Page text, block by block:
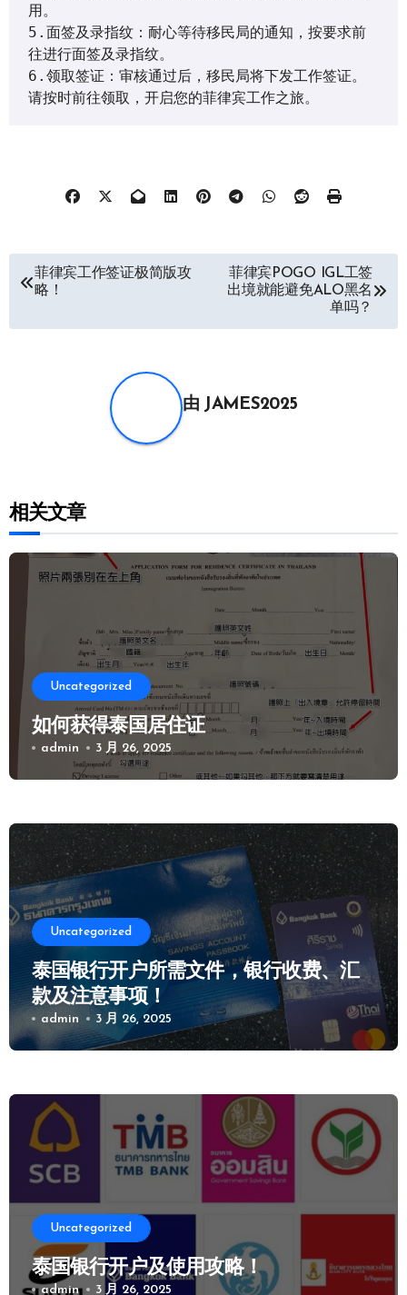
用。
5.面签及录指纹：耐心等待移民局的通知，按要求前
往进行面签及录指纹。
6.领取签证：审核通过后，移民局将下发工作签证。
请按时前往领取，开启您的菲律宾工作之旅。
导
菲律宾工作签证极简版攻
略！
菲律宾POGO IGL工签
出境就能避免ALO黑名
单吗？
由 JAMES2025
相关文章
Uncategorized
如何获得泰国居住证
admin 3 月 26, 2025
Uncategorized
泰国银行开户所需文件，银行收费、汇
款及注意事项！
admin 3 月 26, 2025
Uncategorized
泰国银行开户及使用攻略！
admin 3 月 26, 2025